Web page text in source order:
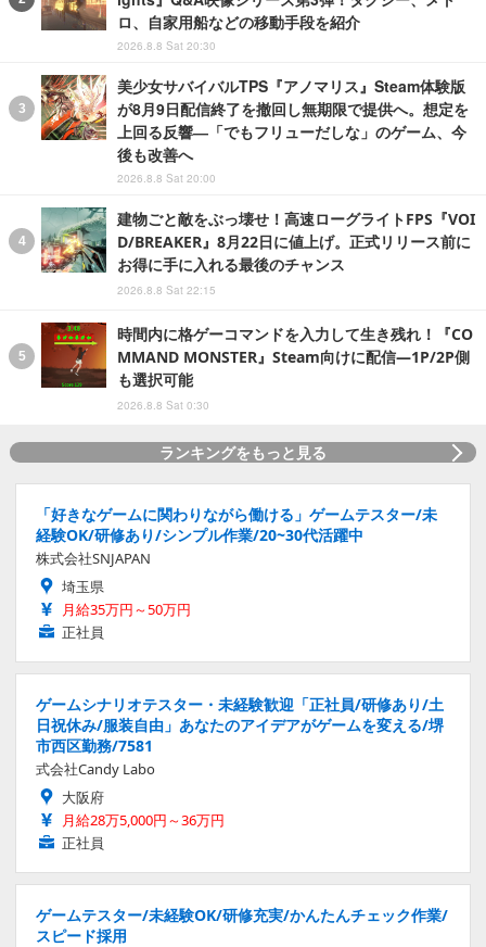
ロ、自家用船などの移動手段を紹介
2026.8.8 Sat 20:30
美少女サバイバルTPS『アノマリス』Steam体験版
が8月9日配信終了を撤回し無期限で提供へ。想定を
上回る反響―「でもフリューだしな」のゲーム、今
後も改善へ
2026.8.8 Sat 20:00
建物ごと敵をぶっ壊せ！高速ローグライトFPS『VOI
D/BREAKER』8月22日に値上げ。正式リリース前に
お得に手に入れる最後のチャンス
2026.8.8 Sat 22:15
時間内に格ゲーコマンドを入力して生き残れ！『CO
MMAND MONSTER』Steam向けに配信―1P/2P側
も選択可能
2026.8.8 Sat 0:30
ランキングをもっと見る
「好きなゲームに関わりながら働ける」ゲームテスター/未
経験OK/研修あり/シンプル作業/20~30代活躍中
株式会社SNJAPAN
埼玉県
月給35万円～50万円
正社員
ゲームシナリオテスター・未経験歓迎「正社員/研修あり/土
日祝休み/服装自由」あなたのアイデアがゲームを変える/堺
市西区勤務/7581
式会社Candy Labo
大阪府
月給28万5,000円～36万円
正社員
ゲームテスター/未経験OK/研修充実/かんたんチェック作業/
スピード採用